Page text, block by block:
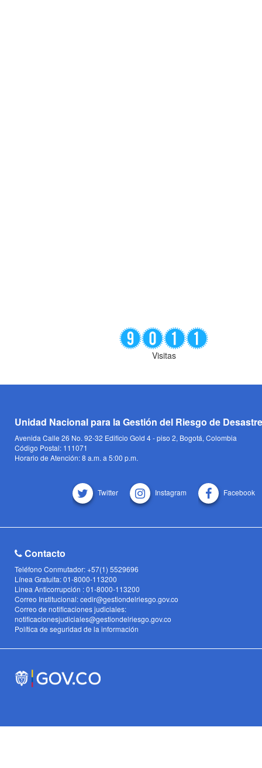
Visitas
Unidad Nacional para la Gestión del Riesgo de
Avenida Calle 26 No. 92-32 Edificio Gold 4 - piso 2, Bogotá, Colombia
Código Postal: 111071
Horario de Atención: 8 a.m. a 5:00 p.m.
Twitter Instagram Facebook
Contacto
Teléfono Conmutador: +57(1) 5529696
Línea Gratuita: 01-8000-113200
Linea Anticorrupción : 01-8000-113200
Correo Institucional: cedir@gestiondelriesgo.gov.co
Correo de notificaciones judiciales:
notificacionesjudiciales@gestiondelriesgo.gov.co
Política de seguridad de la información